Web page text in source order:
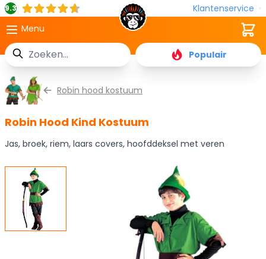
9.3
Klantenservice
Menu
Zoek
Populair
Cart
Robin hood kostuum
Robin Hood Kind Kostuum
Jas, broek, riem, laars covers, hoofddeksel met veren